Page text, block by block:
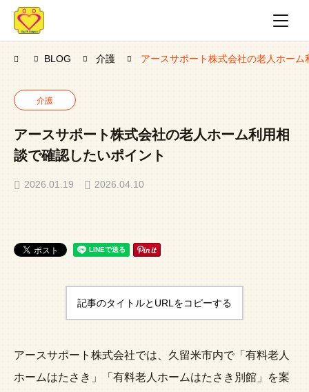
BLOG 介護 アースサポート株式会社の老人ホー
介護
アースサポート株式会社の老人ホーム利用相
談で確認したいポイント
2026.01.19 2026.04.10
記事のタイトルとURLをコピーする
アースサポート株式会社では、久留米市内で「有料老人
ホームはたさき」「有料老人ホームはたさき別館」を案